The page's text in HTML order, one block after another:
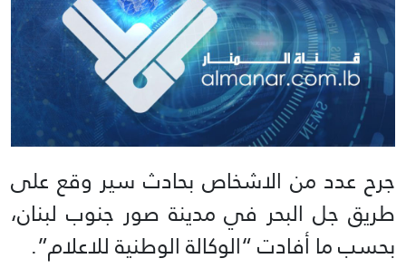
جرح عدد من الاشخاص بحادث سير وقع على
طريق جل البحر في مدينة صور جنوب لبنان،
بحسب ما أفادت “الوكالة الوطنية للاعلام”.